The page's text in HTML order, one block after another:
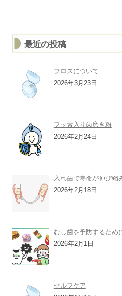
最近の投稿
フロスについて
2026年3月23日
フッ素入り歯磨き粉
2026年2月24日
入れ歯で寿命が伸び縮
2026年2月18日
むし歯を予防するため
2026年2月1日
セルフケア